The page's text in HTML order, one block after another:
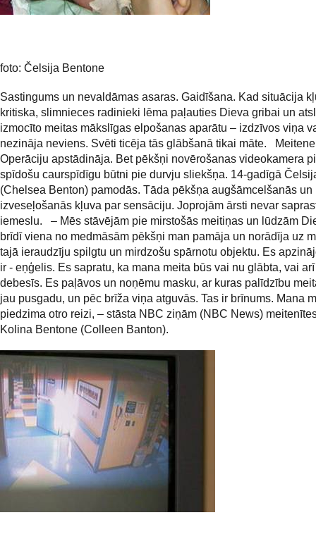
foto: Čelsija Bentone
Sastingums un nevaldāmas asaras. Gaidīšana. Kad situācija
kritiska, slimnieces radinieki lēma paļauties Dieva gribai un
izmocīto meitas mākslīgas elpošanas aparātu – izdzīvos viņa
nezināja neviens. Svēti ticēja tās glābšanā tikai māte.
Operāciju apstādināja. Bet pēkšņi novērošanas videokamera
spīdošu caurspīdīgu būtni pie durvju sliekšņa. 14-gadīgā
(Chelsea Benton) pamodās. Tāda pēkšņa augšāmcelšanās un
izveseļošanās kļuva par sensāciju. Joprojām ārsti nevar
iemeslu. – Mēs stāvējām pie mirstošās meitiņas un lūdzām
brīdī viena no medmāsām pēkšņi man pamāja un norādīja uz
tajā ieraudzīju spilgtu un mirdzošu spārnotu objektu. Es
ir - eņģelis. Es sapratu, ka mana meita būs vai nu glābta, vai
debesīs. Es paļāvos un noņēmu masku, ar kuras palīdzību
jau pusgadu, un pēc brīža viņa atguvās. Tas ir brīnums. Mana
piedzima otro reizi, – stāsta NBC ziņām (NBC News)
Kolina Bentone (Colleen Banton).